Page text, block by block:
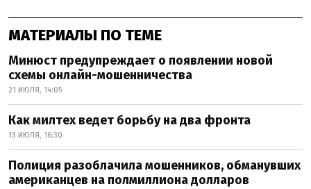
МАТЕРИАЛЫ ПО ТЕМЕ
Минюст предупреждает о появлении новой
схемы онлайн-мошенничества
21 ИЮЛЯ, 14:05
Как милтех ведет борьбу на два фронта
13 ИЮЛЯ, 16:30
Полиция разоблачила мошенников, обманувших
американцев на полмиллиона долларов